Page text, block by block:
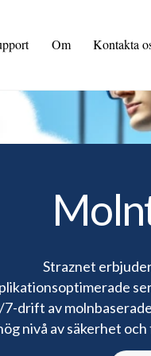
Om Kontakta
Straznet
7-drift av
nivå av säkerhet